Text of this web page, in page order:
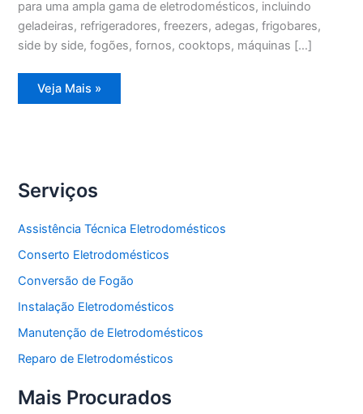
para uma ampla gama de eletrodomésticos, incluindo
geladeiras, refrigeradores, freezers, adegas, frigobares,
side by side, fogões, fornos, cooktops, máquinas […]
Assistência
Técnica
Veja Mais »
Serviços
Assistência Técnica Eletrodomésticos
Conserto Eletrodomésticos
Conversão de Fogão
Instalação Eletrodomésticos
Manutenção de Eletrodomésticos
Reparo de Eletrodomésticos
Mais Procurados